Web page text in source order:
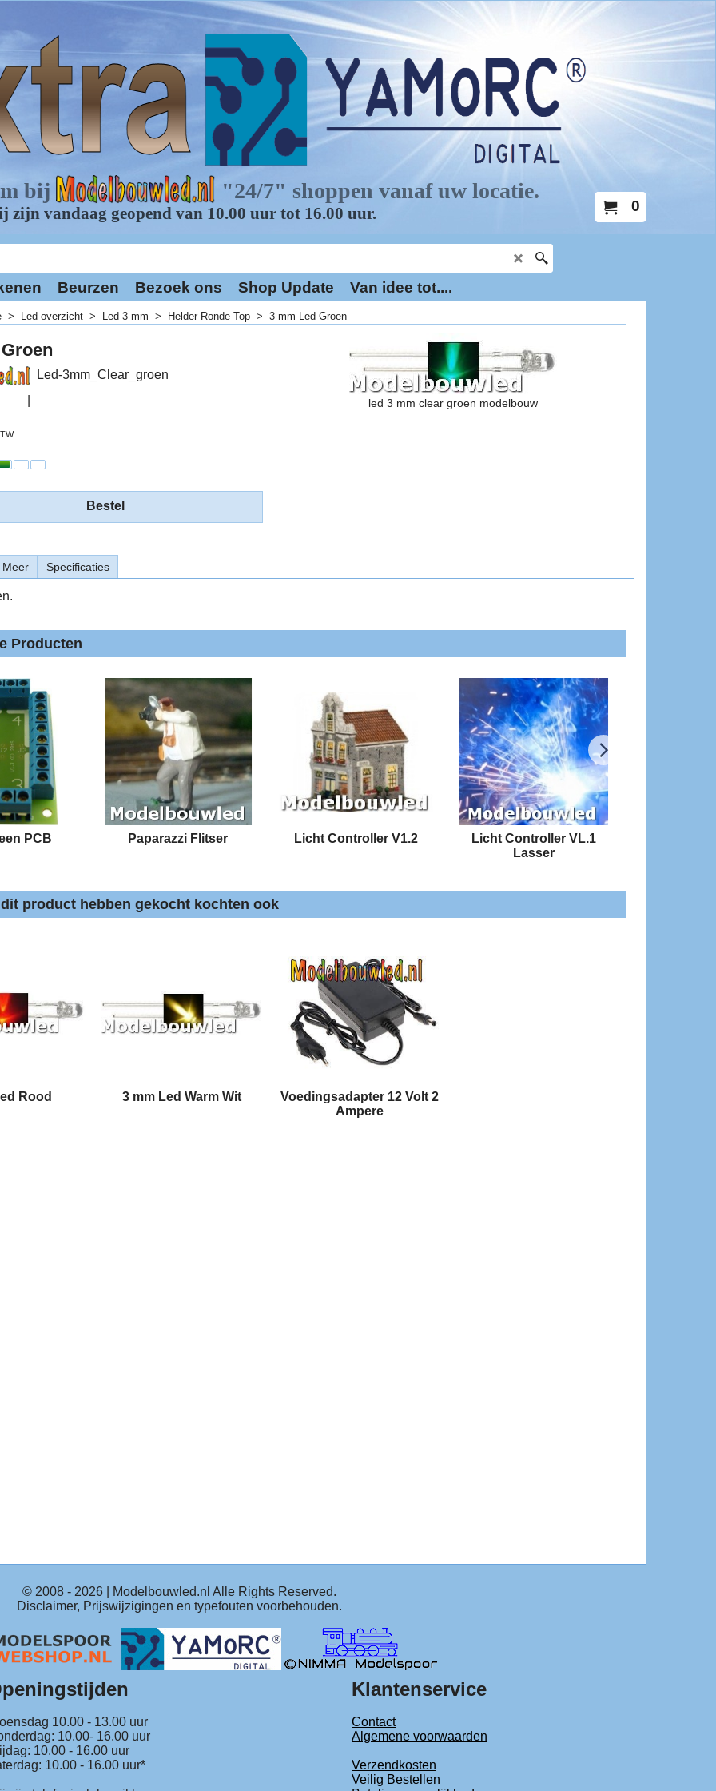
0
Beurzen Bezoek ons Shop Update Van idee tot....
> Led overzicht > Led 3 mm > Helder Ronde Top > 3 mm Led Groen
led 3 mm clear groen modelbouw
Led-3mm_Clear_groen
Bestel
Meer Specificaties
Producten
PCB Paparazzi Flitser Licht Controller V1.2
Licht Controller VL.1
Lasser
product hebben gekocht kochten ook
Rood 3 mm Led Warm Wit
Voedingsadapter 12 Volt 2
Ampere
© 2008 - 2026| Modelbouwled.nl Alle Rights Reserved.
Disclaimer, Prijswijzigingen en typefouten voorbehouden.
Klantenservice
10.00 - 13.00 uur
Contact
10.00- 16.00 uur
Algemene voorwaarden
10.00 - 16.00 uur
10.00 - 16.00 uur*
Verzendkosten
Veilig Bestellen